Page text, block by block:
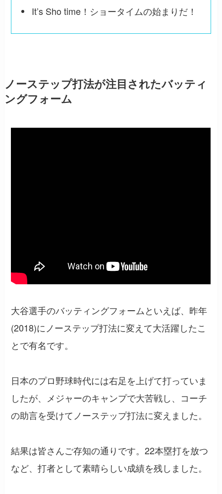
It’s Sho time！ショータイムの始まりだ！
ノーステップ打法が注目されたバッティ
ングフォーム
大谷選手のバッティングフォームといえば、昨年
(2018)にノーステップ打法に変えて大活躍したこ
とで有名です。
日本のプロ野球時代には右足を上げて打っていま
したが、メジャーのキャンプで大苦戦し、コーチ
の助言を受けてノーステップ打法に変えました。
結果は皆さんご存知の通りです。22本塁打を放つ
など、打者として素晴らしい成績を残しました。